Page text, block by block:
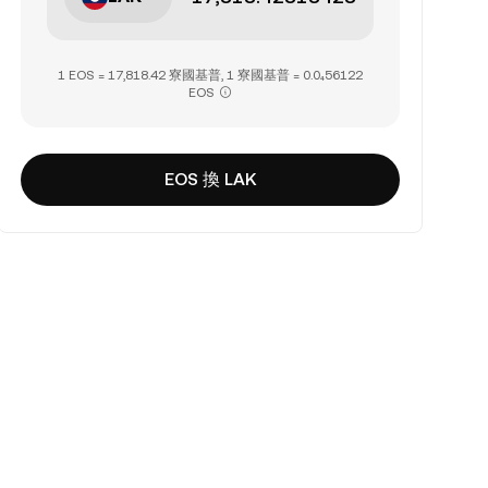
1 EOS = 17,818.42 寮國基普, 1 寮國基普 = 0.0₄56122
EOS
EOS 換 LAK